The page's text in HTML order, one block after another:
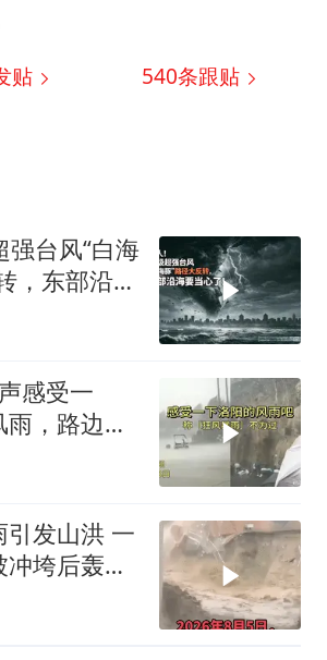
贴 540条跟贴
强台风“白海
，东部沿海
感受一
，路边大
引发山洪 一
垮后轰然